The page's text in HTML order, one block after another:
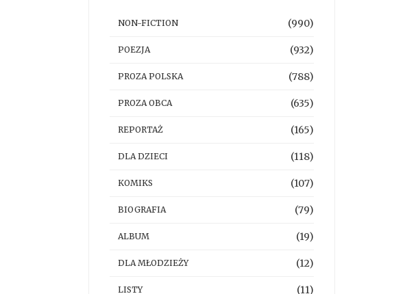
NON-FICTION (990)
POEZJA (932)
PROZA POLSKA (788)
PROZA OBCA (635)
REPORTAŻ (165)
DLA DZIECI (118)
KOMIKS (107)
BIOGRAFIA (79)
ALBUM (19)
DLA MŁODZIEŻY (12)
LISTY (11)